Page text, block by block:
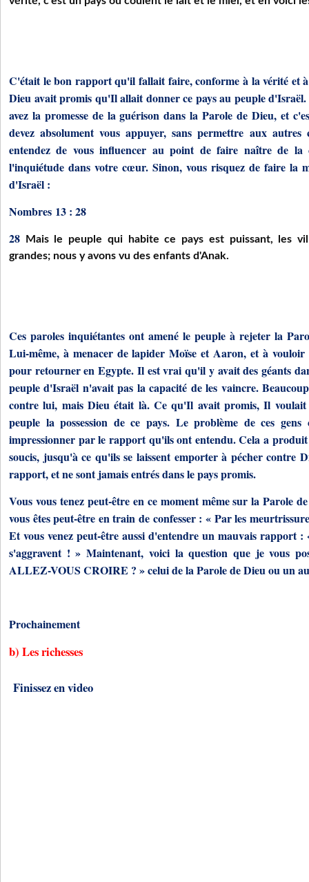
C'était le bon rapport qu'il fallait faire, conforme à la vérité et
Dieu avait promis qu'Il allait donner ce pays au peuple d'Israël.
avez la promesse de la guérison dans la Parole de Dieu, et
devez absolument vous appuyer, sans permettre aux autres
entendez de vous influencer au point de faire naître de la
l'inquiétude dans votre cœur. Sinon, vous risquez de faire la
d'Israël :
Nombres 13 : 28
28 Mais le peuple qui habite ce pays est puissant, les
grandes; nous y avons vu des enfants d'Anak.
Ces paroles inquiétantes ont amené le peuple à rejeter la
Lui-même, à menacer de lapider Moïse et Aaron, et à vouloir
pour retourner en Egypte. Il est vrai qu'il y avait des géants
peuple d'Israël n'avait pas la capacité de les vaincre.
contre lui, mais Dieu était là. Ce qu'Il avait promis, Il
peuple la possession de ce pays. Le problème de ces gens
impressionner par le rapport qu'ils ont entendu. Cela a
soucis, jusqu'à ce qu'ils se laissent emporter à pécher contre
rapport, et ne sont jamais entrés dans le pays promis.
Vous vous tenez peut-être en ce moment même sur la Parole
vous êtes peut-être en train de confesser : « Par les
Et vous venez peut-être aussi d'entendre un mauvais rapport :
s'aggravent ! » Maintenant, voici la question que je vous
ALLEZ-VOUS CROIRE ? » celui de la Parole de Dieu ou un
Prochainement
b) Les richesses
Finissez en video